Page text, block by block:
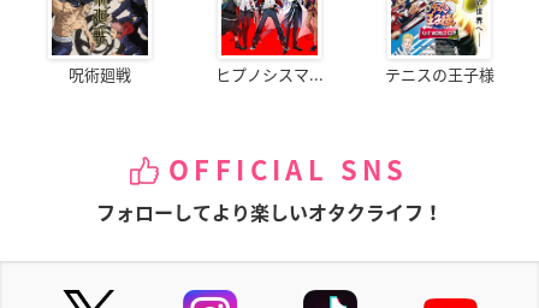
呪術廻戦 ヒプノシスマ... テニスの王子様
OFFICIAL SNS
フォローしてより楽しいオタクライフ！